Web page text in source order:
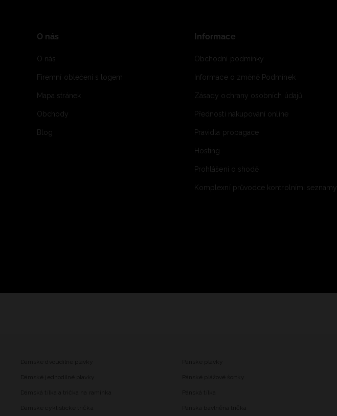
O nás
O nás
Firemní oblečení s logem
Mapa stránek
Obchody
Blog
Informace
Obchodní podmínky
Informace o změně Podmínek
Zásady ochrany osobních údajů
Přednosti nakupování online
Pravidla propagace
Hosting
Prohlášení o shodě
Komplexní průvodce kontrolními seznamy